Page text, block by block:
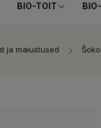
BIO-TOIT
ja maiustused